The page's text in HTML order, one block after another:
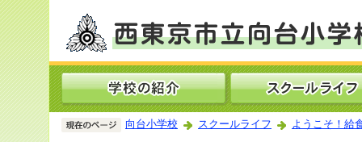
向台小学校 スクールライフ ようこそ！給